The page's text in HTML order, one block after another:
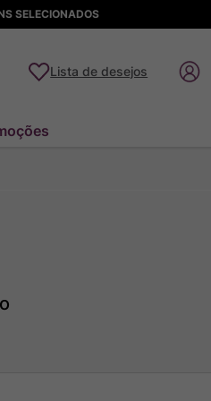
SELECIONADOS
Lista de desejos